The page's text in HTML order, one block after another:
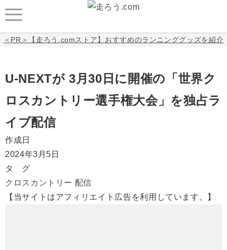
＜PR＞【走ろう.comストア】おすすめのランニンググッズを紹介
U-NEXTが 3月30日に開催の「世界ク
ロスカントリー選手権大会」を独占ラ
イブ配信
作成日
2024年3月5日
タ グ
クロスカントリー 配信
【当サイトはアフィリエイト広告を利用しています。】